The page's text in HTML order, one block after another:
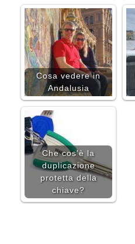
Cosa vedere in
Andalusia
Che cos'è la
duplicazione
protetta della
chiave?